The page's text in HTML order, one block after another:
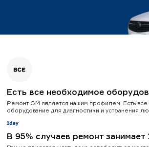
Есть все необходимое
Ремонт GM является нашим профилем. Есть
оборудование для диагностики и устранения
В 95% случаев ремонт занимает